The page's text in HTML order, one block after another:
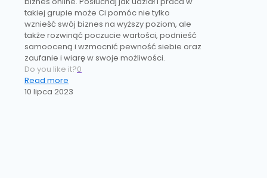
takiej grupie może Ci pomóc nie tylko
wznieść swój biznes na wyższy poziom, ale
także rozwinąć poczucie wartości, podnieść
samooceną i wzmocnić pewność siebie oraz
zaufanie i wiarę w swoje możliwości.
Do you like it?0
Read more
10 lipca 2023